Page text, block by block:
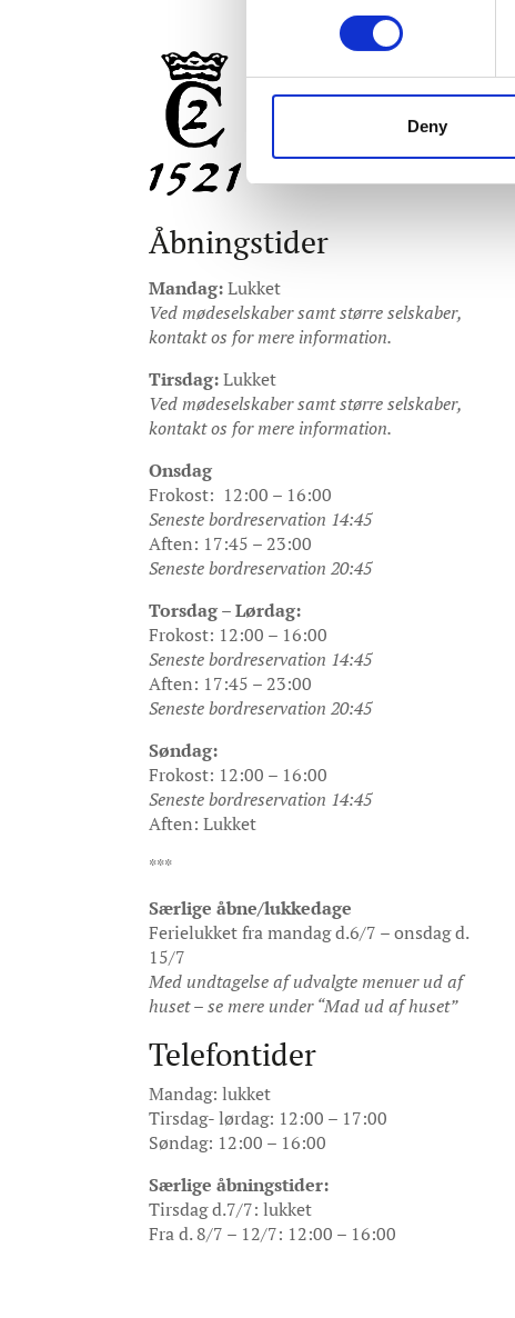
other information that you’ve
Deny
Åbningstider
Mandag:Lukket
Ved mødeselskaber samt større selskaber,
kontakt os for mere information.
Tirsdag:Lukket
Ved mødeselskaber samt større selskaber,
kontakt os for mere information.
Onsdag
Frokost: 12:00 – 16:00
Seneste bordreservation 14:45
Aften: 17:45 – 23:00
Seneste bordreservation 20:45
Torsdag – Lørdag:
Frokost: 12:00 – 16:00
Seneste bordreservation 14:45
Aften: 17:45 – 23:00
Seneste bordreservation 20:45
Søndag:
Frokost: 12:00 – 16:00
Seneste bordreservation 14:45
Aften: Lukket
***
Særlige åbne/lukkedage
Ferielukket fra mandag d.6/7 – onsdag d.
15/7
Med undtagelse af udvalgte menuer ud af
huset – se mere under “Mad ud af huset”
Telefontider
Mandag: lukket
Tirsdag- lørdag: 12:00 – 17:00
Søndag: 12:00 – 16:00
Særlige åbningstider:
Tirsdag d.7/7: lukket
Fra d. 8/7 – 12/7: 12:00 – 16:00